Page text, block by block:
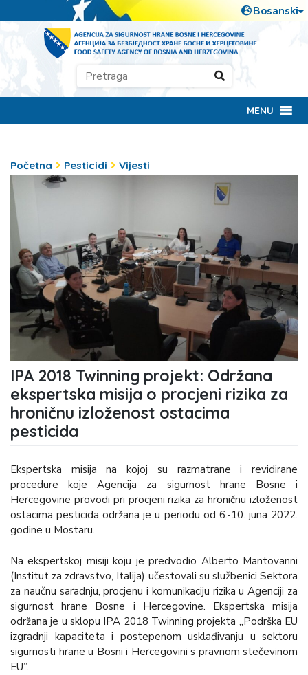
MENU
Početna Pesticidi Vijesti
IPA 2018 Twinning projekt: Održana
ekspertska misija o procjeni rizika za
hroničnu izloženost ostacima
pesticida
Ekspertska misija na kojoj su razmatrane i revidirane
procedure koje Agencija za sigurnost hrane Bosne i
Hercegovine provodi pri procjeni rizika za hroničnu izloženost
ostacima pesticida održana je u periodu od 6.-10. juna 2022.
godine u Mostaru.
Na ekspertskoj misiji koju je predvodio Alberto Mantovanni
(Institut za zdravstvo, Italija) učestovali su službenici Sektora
za naučnu saradnju, procjenu i komunikaciju rizika u Agenciji za
sigurnost hrane Bosne i Hercegovine. Ekspertska misija
održana je u sklopu IPA 2018 Twinning projekta „Podrška EU
izgradnji kapaciteta i postepenom usklađivanju u sektoru
sigurnosti hrane u Bosni i Hercegovini s pravnom stečevinom
EU”.